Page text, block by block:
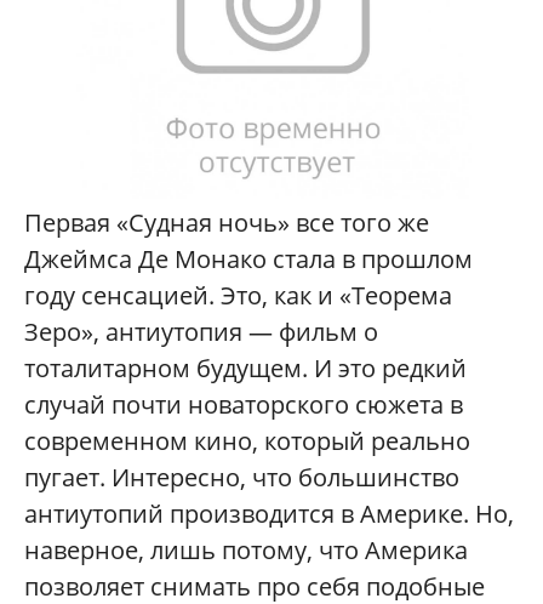
Первая «Судная ночь» все того же
Джеймса Де Монако стала в прошлом
году сенсацией. Это, как и «Теорема
Зеро», антиутопия — фильм о
тоталитарном будущем. И это редкий
случай почти новаторского сюжета в
современном кино, который реально
пугает. Интересно, что большинство
антиутопий производится в Америке. Но,
наверное, лишь потому, что Америка
позволяет снимать про себя подобные